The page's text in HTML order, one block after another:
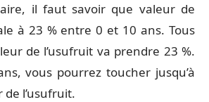
il faut savoir que valeur de
à 23 % entre 0 et 10 ans. Tous
de l’usufruit va prendre 23 %.
vous pourrez toucher jusqu’à
de l’usufruit.